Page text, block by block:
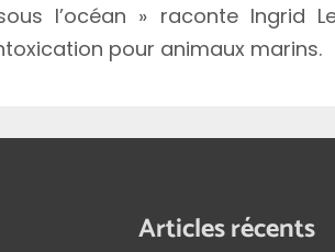
l’océan » raconte Ingrid
pour animaux marins.
Articles récents